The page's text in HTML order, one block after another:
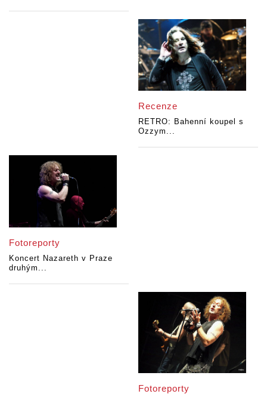
Recenze
RETRO: Bahenní koupel s
Ozzym...
Fotoreporty
Koncert Nazareth v Praze
druhým...
Fotoreporty